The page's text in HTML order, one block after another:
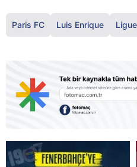
Paris FC Luis Enrique